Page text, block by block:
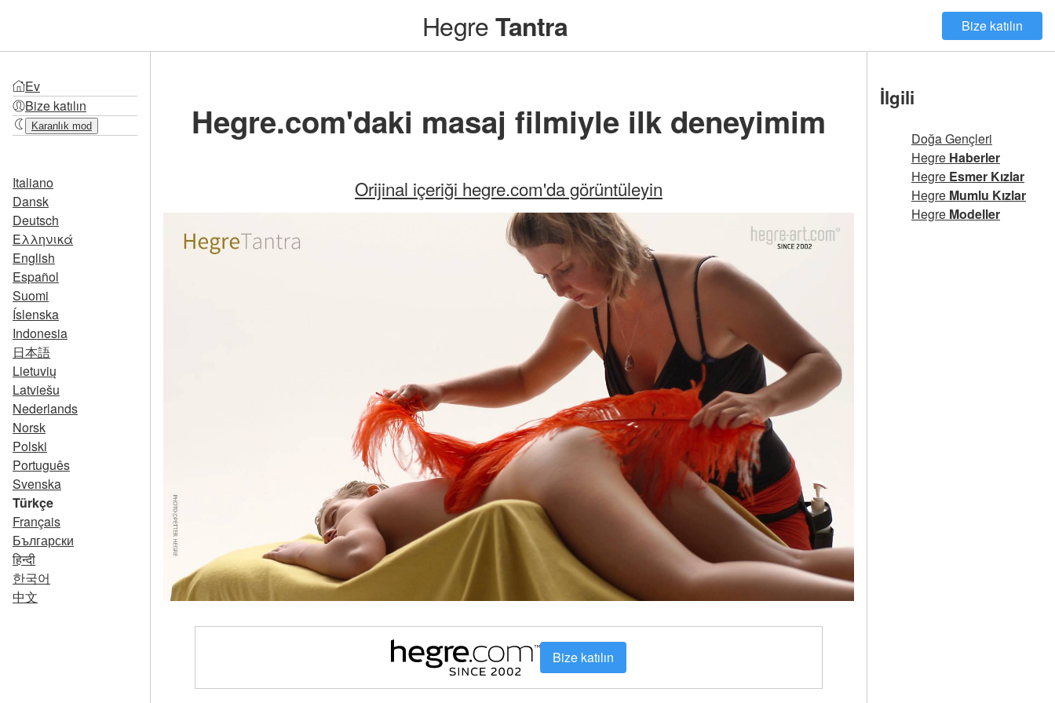
HegreTantra Bize katılın
Ev
Bize katılın
Karanlık mod
Italiano
Dansk
Deutsch
Ελληνικά
English
Español
Suomi
Íslenska
Indonesia
日本語
Lietuvių
Latviešu
Nederlands
Norsk
Polski
Português
Svenska
Türkçe
Français
Български
हिन्दी
한국어
中文
Hegre.com'daki masaj filmiyle ilk deneyimim
Orijinal içeriği hegre.com'da görüntüleyin
Bize katılın
İlgili
Doğa Gençleri
Hegre Haberler
Hegre Esmer Kızlar
Hegre Mumlu Kızlar
Hegre Modeller